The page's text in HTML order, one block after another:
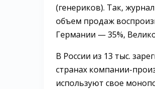
(генериков). Так,
объем продаж
Германии — 35%,
В России из 13 тыс.
странах компании-
используют свое